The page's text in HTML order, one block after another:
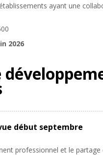
ayant une
2026
début septembre
professionnel et le